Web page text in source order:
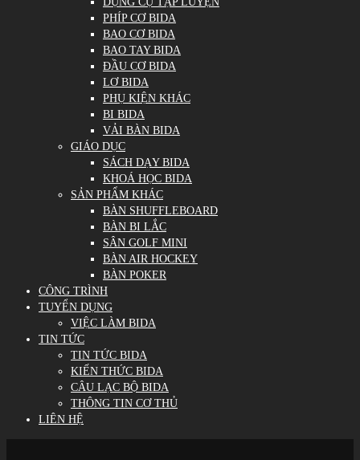
PHÍP CƠ BIDA
BAO CƠ BIDA
BAO TAY BIDA
ĐẦU CƠ BIDA
LƠ BIDA
PHỤ KIỆN KHÁC
BI BIDA
VẢI BÀN BIDA
GIÁO DỤC
SÁCH DẠY BIDA
KHOÁ HỌC BIDA
SẢN PHẨM KHÁC
BÀN SHUFFLEBOARD
BÀN BI LẮC
SÂN GOLF MINI
BÀN AIR HOCKEY
BÀN POKER
CÔNG TRÌNH
TUYỂN DỤNG
VIỆC LÀM BIDA
TIN TỨC
TIN TỨC BIDA
KIẾN THỨC BIDA
CÂU LẠC BỘ BIDA
THÔNG TIN CƠ THỦ
LIÊN HỆ